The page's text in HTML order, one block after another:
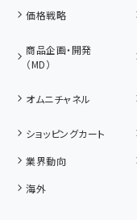
価格戦略
商品企画・開発
（MD）
オムニチャネル
ショッピングカート
業界動向
海外